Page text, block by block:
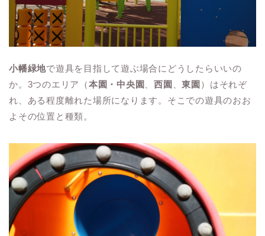
小幡緑地で遊具を目指して遊ぶ場合にどうしたらいいの
か。3つのエリア（本園・中央園 、西園 、東園 ）はそれぞ
れ、ある程度離れた場所になります。そこでの遊具のおお
よその位置と種類。